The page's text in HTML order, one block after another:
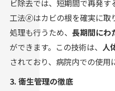
ビ除去では、短期間で再発
工法🄬はカビの根を確実に取
処理も行うため、 長期間にわ
ができます。この技術は、 人
されており、病院内での使用
3. 衛生管理の徹底